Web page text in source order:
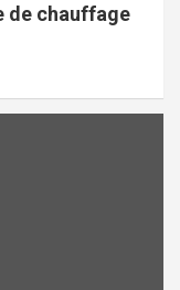
de chauffage